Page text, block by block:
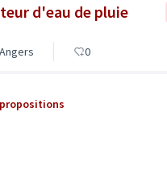
d'eau de pluie
0